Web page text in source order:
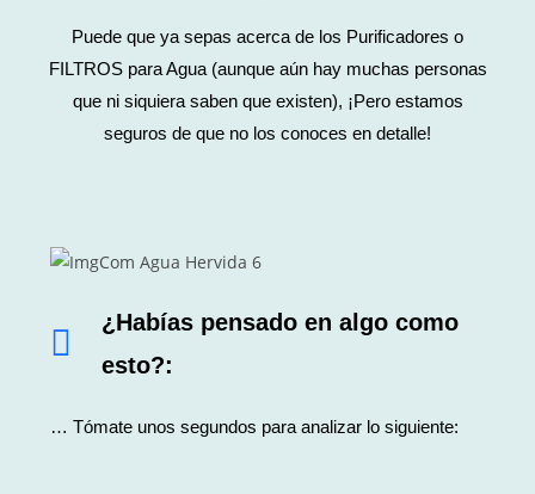
Puede que ya sepas acerca de los Purificadores o
FILTROS para Agua (aunque aún hay muchas personas
que ni siquiera saben que existen), ¡Pero estamos
seguros de que no los conoces en detalle!
¿Habías pensado en algo como
esto?:
… Tómate unos segundos para analizar lo siguiente: